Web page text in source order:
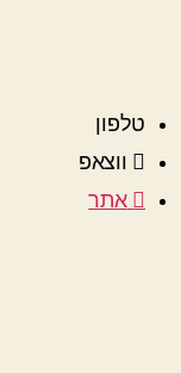
טלפון
ווצאפ
אתר